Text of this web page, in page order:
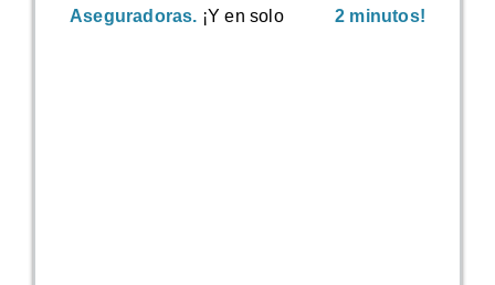
Aseguradoras. ¡Y en solo 2 minutos!